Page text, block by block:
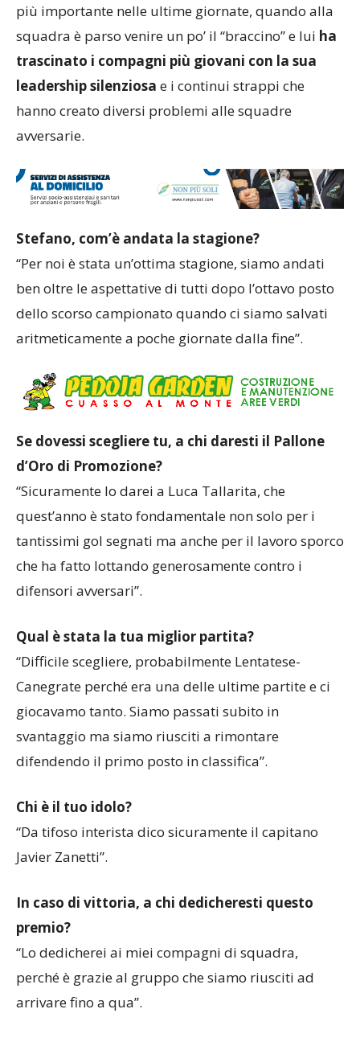
più importante nelle ultime giornate, quando alla
squadra è parso venire un po’ il “braccino” e lui ha
trascinato i compagni più giovani con la sua
leadership silenziosa e i continui strappi che
hanno creato diversi problemi alle squadre
avversarie.
Stefano, com’è andata la stagione?
“Per noi è stata un’ottima stagione, siamo andati
ben oltre le aspettative di tutti dopo l’ottavo posto
dello scorso campionato quando ci siamo salvati
aritmeticamente a poche giornate dalla fine”.
Se dovessi scegliere tu, a chi daresti il Pallone
d’Oro di Promozione?
“Sicuramente lo darei a Luca Tallarita, che
quest’anno è stato fondamentale non solo per i
tantissimi gol segnati ma anche per il lavoro sporco
che ha fatto lottando generosamente contro i
difensori avversari”.
Qual è stata la tua miglior partita?
“Difficile scegliere, probabilmente Lentatese-
Canegrate perché era una delle ultime partite e ci
giocavamo tanto. Siamo passati subito in
svantaggio ma siamo riusciti a rimontare
difendendo il primo posto in classifica”.
Chi è il tuo idolo?
“Da tifoso interista dico sicuramente il capitano
Javier Zanetti”.
In caso di vittoria, a chi dedicheresti questo
premio?
“Lo dedicherei ai miei compagni di squadra,
perché è grazie al gruppo che siamo riusciti ad
arrivare fino a qua”.